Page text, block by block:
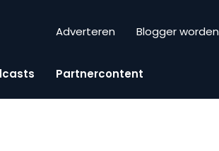
Adverteren Blogger worden
Partnercontent